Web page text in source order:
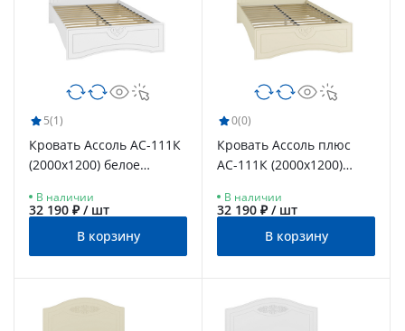
5(1)
Кровать Ассоль АС-111К
(2000x1200) белое
В наличии
32 190 ₽ / шт
В корзину
0(0)
Кровать Ассоль плюс
АС-111К (2000х1200)
В наличии
32 190 ₽ / шт
В корзину